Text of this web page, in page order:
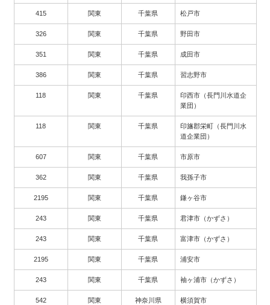
415 関東 千葉県 松戸市
326 関東 千葉県 野田市
351 関東 千葉県 成田市
386 関東 千葉県 習志野市
118 関東 千葉県
印西市（長門川水道企
業団）
118 関東 千葉県
印旛郡栄町（長門川水
道企業団）
607 関東 千葉県 市原市
362 関東 千葉県 我孫子市
2195 関東 千葉県 鎌ヶ谷市
243 関東 千葉県 君津市（かずさ）
243 関東 千葉県 富津市（かずさ）
2195 関東 千葉県 浦安市
243 関東 千葉県 袖ヶ浦市（かずさ）
542 関東 神奈川県 横須賀市